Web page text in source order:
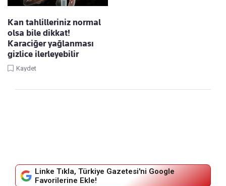
Kan tahlilleriniz normal
olsa bile dikkat!
Karaciğer yağlanması
gizlice ilerleyebilir
Kaydet
Linke Tıkla, Türkiye Gazetesi'ni Google
Favorilerine Ekle!